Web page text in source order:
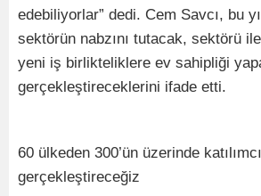
edebiliyorlar” dedi. Cem Savcı, bu
sektörün nabzını tutacak, sektörü
yeni iş birlikteliklere ev sahipliği
gerçekleştireceklerini ifade etti.
60 ülkeden 300’ün üzerinde
gerçekleştireceğiz